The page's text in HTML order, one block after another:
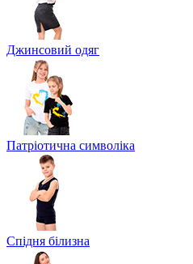
Джинсовий одяг
Патріотична символіка
Спідня білизна